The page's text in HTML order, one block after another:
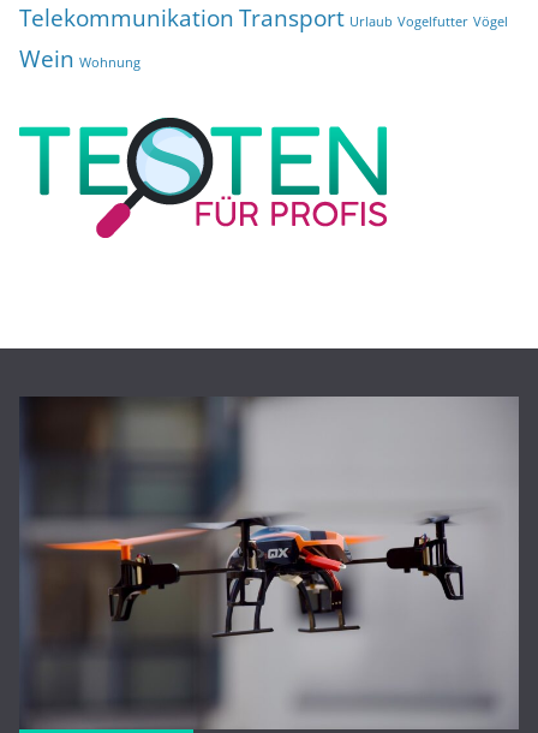
TelekommunikationTransport Urlaub Vogelfutter Vögel
Wein Wohnung